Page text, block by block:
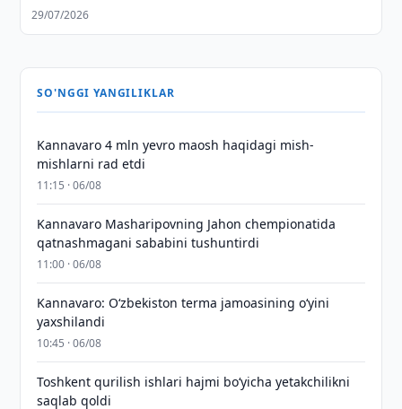
29/07/2026
SO'NGGI YANGILIKLAR
Kannavaro 4 mln yevro maosh haqidagi mish-
mishlarni rad etdi
11:15 · 06/08
Kannavaro Masharipovning Jahon chempionatida
qatnashmagani sababini tushuntirdi
11:00 · 06/08
Kannavaro: O‘zbekiston terma jamoasining o‘yini
yaxshilandi
10:45 · 06/08
Toshkent qurilish ishlari hajmi bo‘yicha yetakchilikni
saqlab qoldi